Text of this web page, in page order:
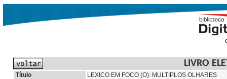
LIVRO
Título
LEXICO EM FOCO (O): MULTIPLOS OLHARES